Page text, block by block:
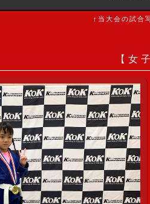
↑当大会の試合
【女